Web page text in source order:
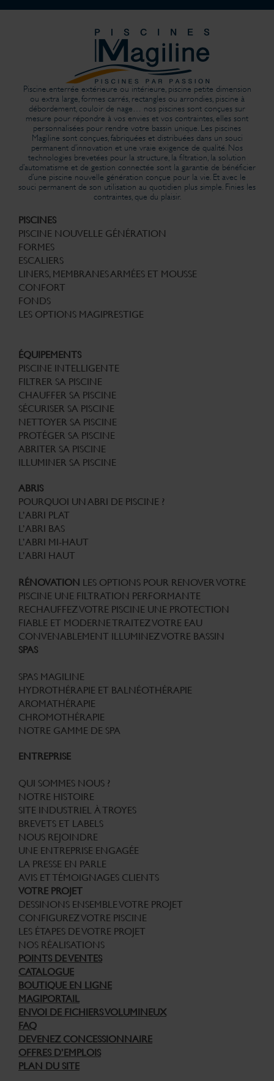
Piscine enterrée extérieure ou intérieure, piscine petite dimension
ou extra large, formes carrés, rectangles ou arrondies, piscine à
débordement, couloir de nage… nos piscines sont conçues sur
mesure pour répondre à vos envies et vos contraintes, elles sont
personnalisées pour rendre votre bassin unique. Les piscines
Magiline sont conçues, fabriquées et distribuées dans un souci
permanent d’innovation et une vraie exigence de qualité. Nos
technologies brevetées pour la structure, la filtration, la solution
d’automatisme et de gestion connectée sont la garantie de bénéficier
d’une piscine nouvelle génération conçue pour la vie. Et avec le
souci permanent de son utilisation au quotidien plus simple. Finies les
contraintes, que du plaisir.
PISCINES
PISCINE NOUVELLE GÉNÉRATION
FORMES
ESCALIERS
LINERS, MEMBRANES ARMÉES ET MOUSSE
CONFORT
FONDS
LES OPTIONS MAGIPRESTIGE
ÉQUIPEMENTS
PISCINE INTELLIGENTE
FILTRER SA PISCINE
CHAUFFER SA PISCINE
SÉCURISER SA PISCINE
NETTOYER SA PISCINE
PROTÉGER SA PISCINE
ABRITER SA PISCINE
ILLUMINER SA PISCINE
ABRIS
POURQUOI UN ABRI DE PISCINE ?
L’ABRI PLAT
L’ABRI BAS
L’ABRI MI-HAUT
L’ABRI HAUT
RÉNOVATION LES OPTIONS POUR RENOVER VOTRE
PISCINE UNE FILTRATION PERFORMANTE
RECHAUFFEZ VOTRE PISCINE UNE PROTECTION
FIABLE ET MODERNETRAITEZ VOTRE EAU
CONVENABLEMENT ILLUMINEZ VOTRE BASSIN
SPAS
SPAS MAGILINE
HYDROTHÉRAPIE ET BALNÉOTHÉRAPIE
AROMATHÉRAPIE
CHROMOTHÉRAPIE
NOTRE GAMME DE SPA
ENTREPRISE
QUI SOMMES NOUS ?
NOTRE HISTOIRE
SITE INDUSTRIEL À TROYES
BREVETS ET LABELS
NOUS REJOINDRE
UNE ENTREPRISE ENGAGÉE
LA PRESSE EN PARLE
AVIS ET TÉMOIGNAGES CLIENTS
VOTRE PROJET
DESSINONS ENSEMBLE VOTRE PROJET
CONFIGUREZ VOTRE PISCINE
LES ÉTAPES DE VOTRE PROJET
NOS RÉALISATIONS
POINTS DE VENTES
CATALOGUE
BOUTIQUE EN LIGNE
MAGIPORTAIL
ENVOI DE FICHIERS VOLUMINEUX
FAQ
DEVENEZ CONCESSIONNAIRE
OFFRES D’EMPLOIS
PLAN DU SITE